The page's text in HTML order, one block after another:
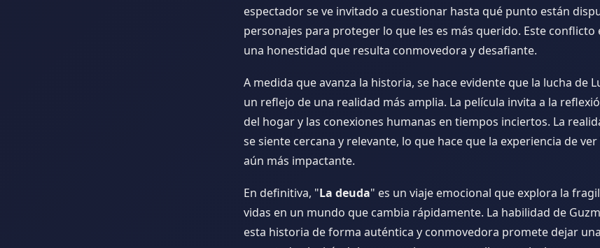
espectador se ve invitado a cuestionar hasta qué punto están
personajes para proteger lo que les es más querido. Este
una honestidad que resulta conmovedora y desafiante.
A medida que avanza la historia, se hace evidente que la lucha de
un reflejo de una realidad más amplia. La película invita a la
del hogar y las conexiones humanas en tiempos inciertos. La
se siente cercana y relevante, lo que hace que la experiencia de ver
aún más impactante.
En definitiva, "La deuda" es un viaje emocional que explora la
vidas en un mundo que cambia rápidamente. La habilidad de
esta historia de forma auténtica y conmovedora promete dejar